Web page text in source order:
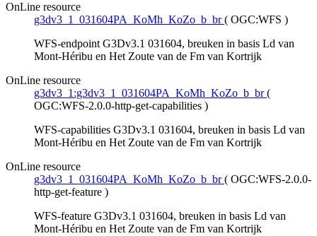
OnLine resource
g3dv3_1_031604PA_KoMh_KoZo_b_br ( OGC:WFS )
WFS-endpoint G3Dv3.1 031604, breuken in basis Ld van
Mont-Héribu en Het Zoute van de Fm van Kortrijk
OnLine resource
g3dv3_1:g3dv3_1_031604PA_KoMh_KoZo_b_br (
OGC:WFS-2.0.0-http-get-capabilities )
WFS-capabilities G3Dv3.1 031604, breuken in basis Ld van
Mont-Héribu en Het Zoute van de Fm van Kortrijk
OnLine resource
g3dv3_1_031604PA_KoMh_KoZo_b_br ( OGC:WFS-2.0.0-
http-get-feature )
WFS-feature G3Dv3.1 031604, breuken in basis Ld van
Mont-Héribu en Het Zoute van de Fm van Kortrijk